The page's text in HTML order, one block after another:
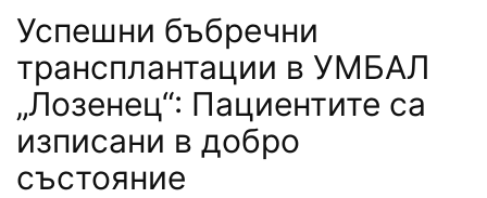
Успешни бъбречни
трансплантации в УМБАЛ
„Лозенец“: Пациентите са
изписани в добро
състояние